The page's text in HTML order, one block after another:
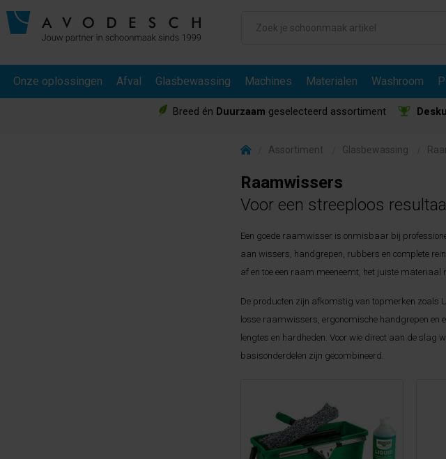
Onze oplossingen Afval Glasbewassing Machines Materialen Washroom
Breed én Duurzaam geselecteerd assortiment
Assortiment Glasbewassing
Raamwissers
Voor een streeploos
Een goede raamwisser is onmisbaar bij
aan wissers, handgrepen, rubbers en complete
af en toe een raam meeneemt, het juiste
De producten zijn afkomstig van topmerken zoals
losse raamwissers, ergonomische handgrepen
lengtes en hardheden. Voor wie direct aan de
basisonderdelen zijn gecombineerd.